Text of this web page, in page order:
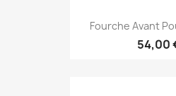
Fourche Avant
54,00